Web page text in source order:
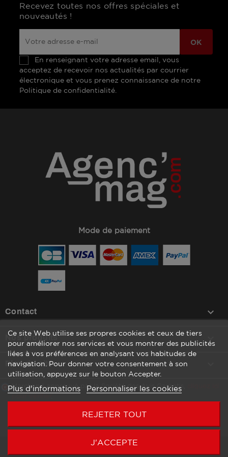
Recevez toutes nos offres spéciales et
nouveautés !
En renseignant votre adresse email, vous
acceptez de recevoir nos actualités par courrier
électronique et vous prenez connaissance de notre
Politique de confidentialité.
Mode de paiement
Contact keyboard_arrow_down
Nos produits 
Plan du site
Marchand approuvé par la Société des Avis Garantis,
Ce site Web utilise ses propres cookies et ceux de tiers
pour améliorer nos services et vous montrer des publicités
liées à vos préférences en analysant vos habitudes de
navigation. Pour donner votre consentement à son
utilisation, appuyez sur le bouton Accepter.
Plus d'informations Personnaliser les cookies
REJETER TOUT
J'ACCEPTE